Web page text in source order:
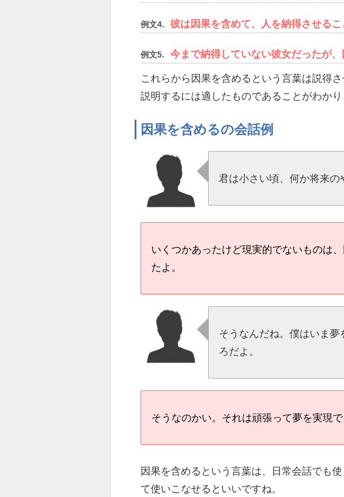
例文4. 彼は因果を含めて、人を納得させるこ
例文5. 今まで納得していない彼女だったが
これらから因果を含めるという言葉は説得
説明するには適したものであることがわかり
因果を含めるの会話例
君は小さい頃、何か将来の
いくつかあったけど現実的でないものは
たよ。
そうなんだね。僕はいま夢
ろだよ。
そうなのかい。それは頑張って夢を実現で
因果を含めるという言葉は、日常会話でも
て使いこなせるといいですね。